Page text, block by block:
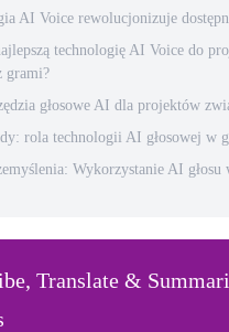
AI Voice rewolucjonizuje
technologię AI Voice do
grami?
głosowe AI dla projektów
rola technologii AI głosowej w
Wykorzystanie AI głosu
Translate &